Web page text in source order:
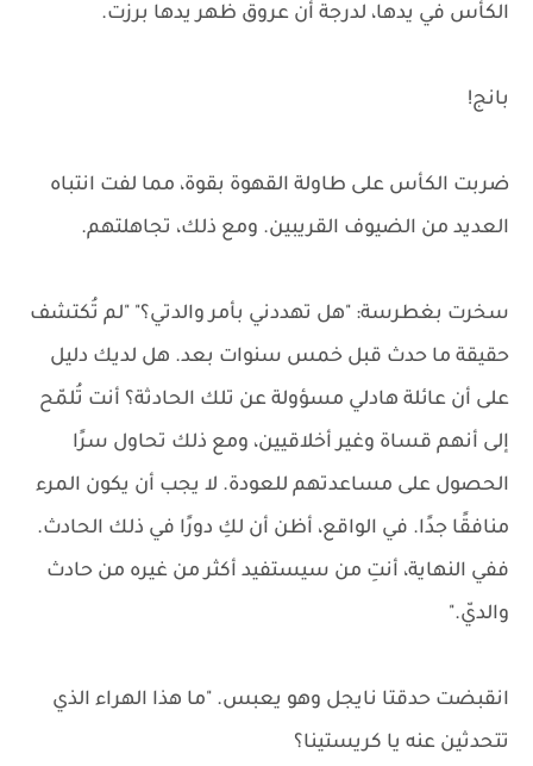
الكأس في يدها، لدرجة أن عروق ظهر يدها برزت.
بانج!
ضربت الكأس على طاولة القهوة بقوة، مما لفت انتباه
العديد من الضيوف القريبين. ومع ذلك، تجاهلتهم.
سخرت بغطرسة: "هل تهددني بأمر والدتي؟" "لم تُكتشف
حقيقة ما حدث قبل خمس سنوات بعد. هل لديك دليل
على أن عائلة هادلي مسؤولة عن تلك الحادثة؟ أنت تُلمّح
إلى أنهم قساة وغير أخلاقيين، ومع ذلك تحاول سرًا
الحصول على مساعدتهم للعودة. لا يجب أن يكون المرء
منافقًا جدًا. في الواقع، أظن أن لكِ دورًا في ذلك الحادث.
ففي النهاية، أنتِ من سيستفيد أكثر من غيره من حادث
والديّ."
انقبضت حدقتا نايجل وهو يعبس. "ما هذا الهراء الذي
تتحدثين عنه يا كريستينا؟